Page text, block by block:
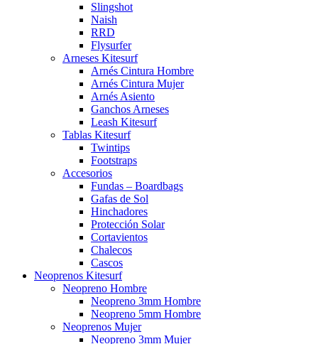
Slingshot
Naish
RRD
Flysurfer
Arneses Kitesurf
Arnés Cintura Hombre
Arnés Cintura Mujer
Arnés Asiento
Ganchos Arneses
Leash Kitesurf
Tablas Kitesurf
Twintips
Footstraps
Accesorios
Fundas – Boardbags
Gafas de Sol
Hinchadores
Protección Solar
Cortavientos
Chalecos
Cascos
Neoprenos Kitesurf
Neopreno Hombre
Neopreno 3mm Hombre
Neopreno 5mm Hombre
Neoprenos Mujer
Neopreno 3mm Mujer